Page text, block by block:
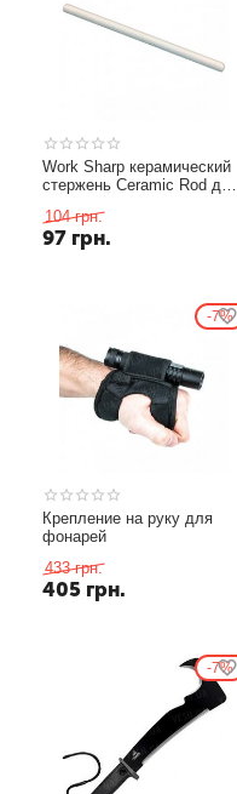
Work Sharp керамический
стержень Ceramic Rod для
104 грн.
97 грн.
7%
Крепление на руку для
фонарей
433 грн.
405 грн.
7%